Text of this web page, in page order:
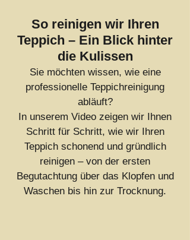
So reinigen wir Ihren
Teppich – Ein Blick hinter
die Kulissen
Sie möchten wissen, wie eine
professionelle Teppichreinigung
abläuft?
In unserem Video zeigen wir Ihnen
Schritt für Schritt, wie wir Ihren
Teppich schonend und gründlich
reinigen – von der ersten
Begutachtung über das Klopfen und
Waschen bis hin zur Trocknung.